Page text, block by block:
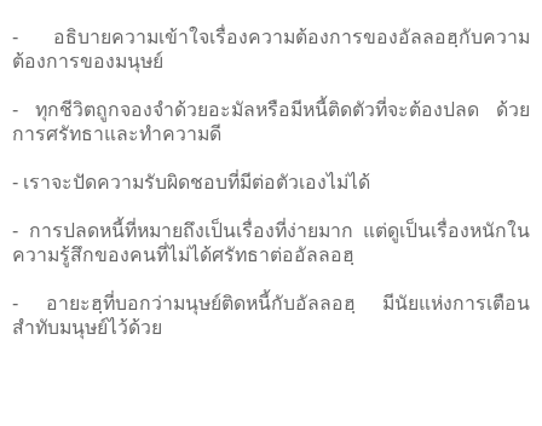
- อธิบายความเข้าใจเรื่องความต้องการของอัลลอฮฺกับความ
ต้องการของมนุษย์
- ทุกชีวิตถูกจองจำด้วยอะมัลหรือมีหนี้ติดตัวที่จะต้องปลด ด้วย
การศรัทธาและทำความดี
- เราจะปัดความรับผิดชอบที่มีต่อตัวเองไม่ได้
- การปลดหนี้ที่หมายถึงเป็นเรื่องที่ง่ายมาก แต่ดูเป็นเรื่องหนักใน
ความรู้สึกของคนที่ไม่ได้ศรัทธาต่ออัลลอฮฺ
- อายะฮฺที่บอกว่ามนุษย์ติดหนี้กับอัลลอฮฺ มีนัยแห่งการเตือน
สำทับมนุษย์ไว้ด้วย